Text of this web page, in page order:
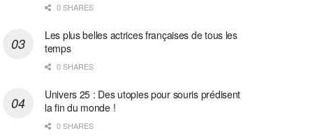
0 SHARES
Les plus belles actrices françaises de tous les
temps
0 SHARES
Univers 25 : Des utopies pour souris prédisent
la fin du monde !
0 SHARES